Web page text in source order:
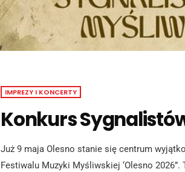
IMPREZY I KONCERTY
Konkurs
Już 9 maja Olesno stanie się centrum
Festiwalu Muzyki Myśliwskiej ‘Olesno